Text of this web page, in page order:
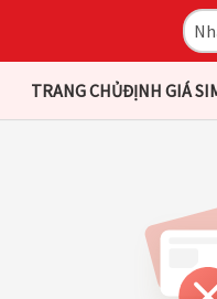
TRANG CHỦĐỊNH GIÁ